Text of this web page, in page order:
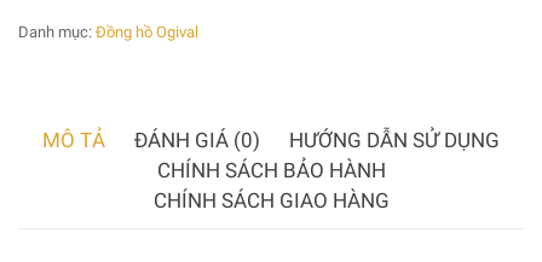
Danh mục: Đồng hồ Ogival
MÔ TẢ ĐÁNH GIÁ (0)
HƯỚNG DẪN SỬ DỤNG
CHÍNH SÁCH BẢO HÀNH
CHÍNH SÁCH GIAO HÀNG